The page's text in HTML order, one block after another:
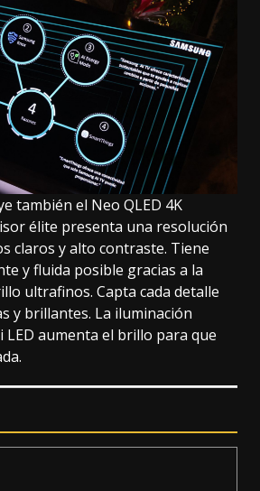
también el Neo QLED 4K
élite presenta una resolución
claros y alto contraste. Tiene
y fluida posible gracias a la
ultrafinos. Capta cada detalle
y brillantes. La iluminación
LED aumenta el brillo para que